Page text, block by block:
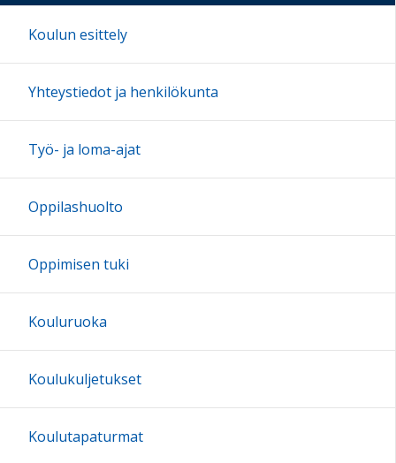
18:00
19:00
20:00
Koulun esittely
Yhteystiedot ja henkilökunta
Työ- ja loma-ajat
Oppilashuolto
Oppimisen tuki
Kouluruoka
Koulukuljetukset
Koulutapaturmat